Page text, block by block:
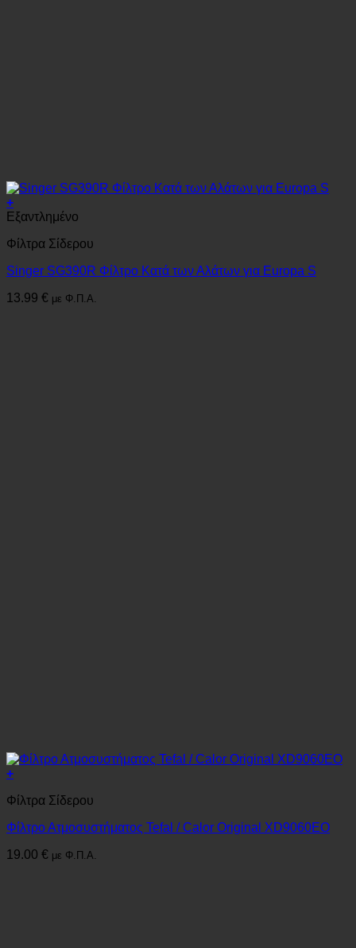
+
Εξαντλημένο
Φίλτρα Σίδερου
Singer SG390R Φίλτρο Κατά των Αλάτων για Europa S
13.99 € με Φ.Π.Α.
+
Φίλτρα Σίδερου
Φίλτρο Ατμοσυστήματος Tefal / Calor Original XD9060EO
19.00 € με Φ.Π.Α.